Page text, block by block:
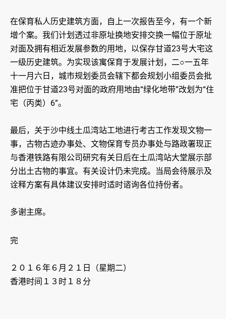
在保育私人历史建筑方面，自上一次报告至今，有一个新
增个案。我们计划透过非原址换地安排交换一幅位于原址
对面及拥有相近发展参数的用地，以保存甘道23号大宅这
一级历史建筑。为实现该寓保育于发展计划，二○一五年
十一月六日，城市规划委员会辖下都会规划小组委员会批
准把位于甘道23号对面的政府用地由“绿化地带”改划为“住
宅（丙类）6”。
最后，关于沙中线土瓜湾站工地进行考古工作发现文物一
事，古物古迹办事处、文物保育专员办事处与路政署现正
与香港铁路有限公司研究有关日后在土瓜湾站大堂展示部
分出土古物的事宜。有关设计仍未完成。当局会待展示及
诠释方案有具体建议安排时适时谘询各位持份者。
多谢主席。
完
２０１６年６月２１日（星期二）
香港时间１３时１８分